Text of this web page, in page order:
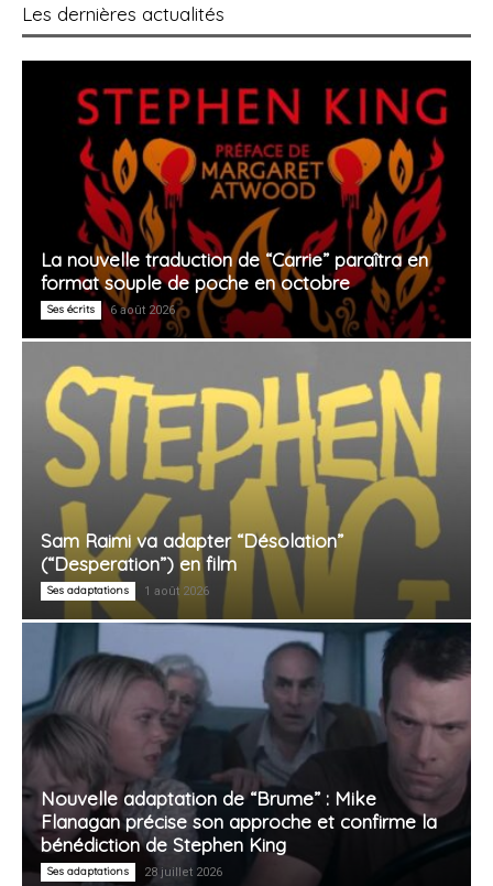
Les dernières actualités
La nouvelle traduction de “Carrie” paraîtra en
format souple de poche en octobre
Ses écrits 6 août 2026
Sam Raimi va adapter “Désolation”
(“Desperation”) en film
Ses adaptations 1 août 2026
Nouvelle adaptation de “Brume” : Mike
Flanagan précise son approche et confirme la
bénédiction de Stephen King
Ses adaptations 28 juillet 2026